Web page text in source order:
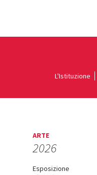
L'Istituzione
ARTE
2026
Esposizione